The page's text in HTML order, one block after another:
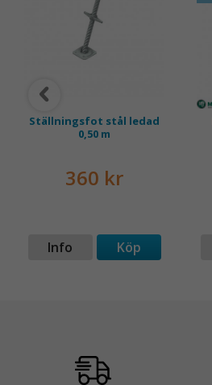
Ställningsfot stål ledad
0,50 m
360 kr
Info Köp